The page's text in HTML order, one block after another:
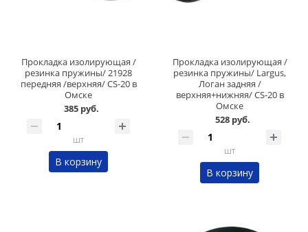
Прокладка изолирующая /
резинка пружины/ 21928
передняя /верхняя/ CS-20 в
Омске
385 руб.
шт
В корзину
Прокладка изолирующая /
резинка пружины/ Largus,
Логан задняя /
верхняя+нижняя/ CS-20 в
Омске
528 руб.
шт
В корзину